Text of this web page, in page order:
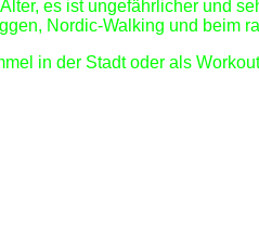
es ist ungefährlicher und
Nordic-Walking und beim
in der Stadt oder als